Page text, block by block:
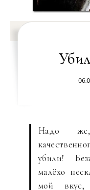
Надо же,
убили!
малёхо
мой вкус,